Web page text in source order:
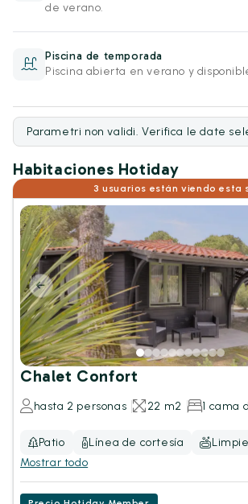
de verano.
Piscina de temporada
Piscina abierta en verano y
Parametri non validi. Verifica le date
Habitaciones Hotiday
3 usuarios están viendo esta
Chalet Confort
hasta 2 personas 22 m2 1 cama
Patio Línea de cortesía
Mostrar todo